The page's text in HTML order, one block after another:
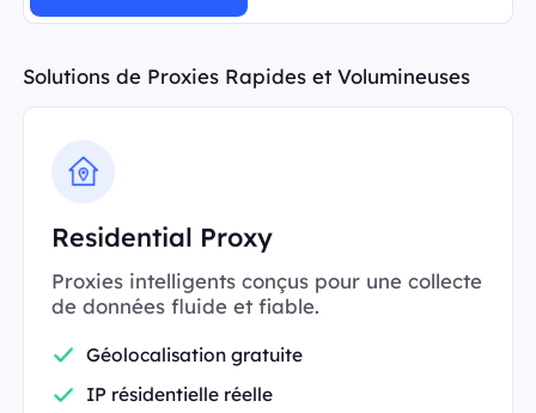
Solutions de Proxies Rapides et Volumineuses
Residential Proxy
Proxies intelligents conçus pour une collecte
de données fluide et fiable.
Géolocalisation gratuite
IP résidentielle réelle